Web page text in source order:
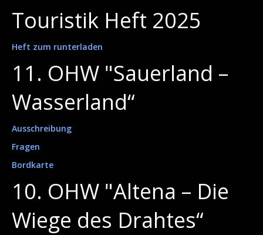
Touristik Heft 2025
Heft zum runterladen
11. OHW "Sauerland –
Wasserland“
Ausschreibung
Fragen
Bordkarte
10. OHW "Altena – Die
Wiege des Drahtes“